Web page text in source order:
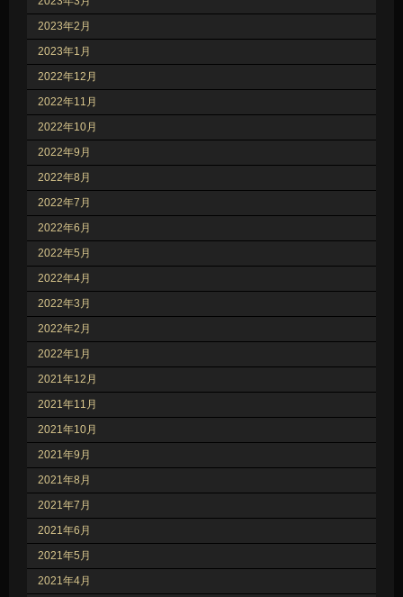
2023年2月
2023年1月
2022年12月
2022年11月
2022年10月
2022年9月
2022年8月
2022年7月
2022年6月
2022年5月
2022年4月
2022年3月
2022年2月
2022年1月
2021年12月
2021年11月
2021年10月
2021年9月
2021年8月
2021年7月
2021年6月
2021年5月
2021年4月